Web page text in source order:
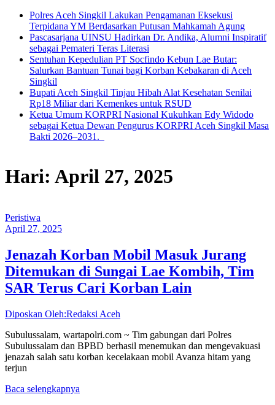
Polres Aceh Singkil Lakukan Pengamanan Eksekusi
Terpidana YM Berdasarkan Putusan Mahkamah Agung
Pascasarjana UINSU Hadirkan Dr. Andika, Alumni Inspiratif
sebagai Pemateri Teras Literasi
Sentuhan Kepedulian PT Socfindo Kebun Lae Butar:
Salurkan Bantuan Tunai bagi Korban Kebakaran di Aceh
Singkil
Bupati Aceh Singkil Tinjau Hibah Alat Kesehatan Senilai
Rp18 Miliar dari Kemenkes untuk RSUD
Ketua Umum KORPRI Nasional Kukuhkan Edy Widodo
sebagai Ketua Dewan Pengurus KORPRI Aceh Singkil Masa
Bakti 2026–2031.
Hari: April 27, 2025
Peristiwa
April 27, 2025
Jenazah Korban Mobil Masuk Jurang
Ditemukan di Sungai Lae Kombih, Tim
SAR Terus Cari Korban Lain
Diposkan Oleh:Redaksi Aceh
Subulussalam, wartapolri.com ~ Tim gabungan dari Polres
Subulussalam dan BPBD berhasil menemukan dan mengevakuasi
jenazah salah satu korban kecelakaan mobil Avanza hitam yang
terjun
Baca selengkapnya